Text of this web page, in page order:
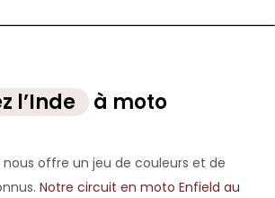
l’Inde à moto
nous offre un jeu de couleurs et de
Notre circuit en moto Enfield au